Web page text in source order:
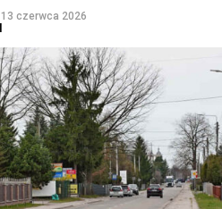
13 czerwca 2026